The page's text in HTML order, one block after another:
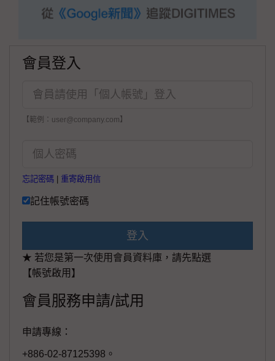
會員登入
【範例：user@company.com】
忘記密碼 重寄啟用信
記住帳號密碼
登入
★ 若您是第一次使用會員資料庫，請先點選
【帳號啟用】
會員服務申請/試用
申請專線：
+886-02-87125398。